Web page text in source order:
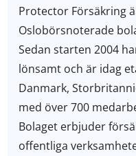
Protector Försäkring
Oslobörsnoterade
Sedan starten 2004
lönsamt och är idag
Danmark,
med över 700
Bolaget erbjuder
offentliga